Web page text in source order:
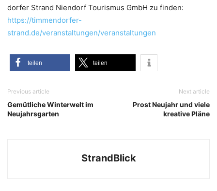
dor­fer Strand Nien­dorf Tou­ris­mus GmbH zu finden:
https://timmendorfer-
strand.de/veranstaltungen/veranstaltungen
tei­len tei­len
Previous article
Gemütliche Winterwelt im
Neujahrsgarten
Next article
Prost Neujahr und viele
kreative Pläne
StrandBlick